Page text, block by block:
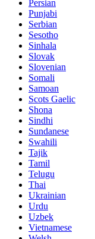
Persian
Punjabi
Serbian
Sesotho
Sinhala
Slovak
Slovenian
Somali
Samoan
Scots Gaelic
Shona
Sindhi
Sundanese
Swahili
Tajik
Tamil
Telugu
Thai
Ukrainian
Urdu
Uzbek
Vietnamese